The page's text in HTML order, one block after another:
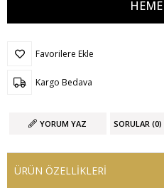
Favorilere Ekle
Kargo Bedava
YORUM YAZ SORULAR (0)
ÜRÜN ÖZELLIKLERI